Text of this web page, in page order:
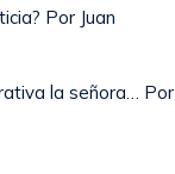
Por Juan
la señora… Por